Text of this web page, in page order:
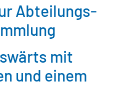
Abteilungs-
mit
und einem